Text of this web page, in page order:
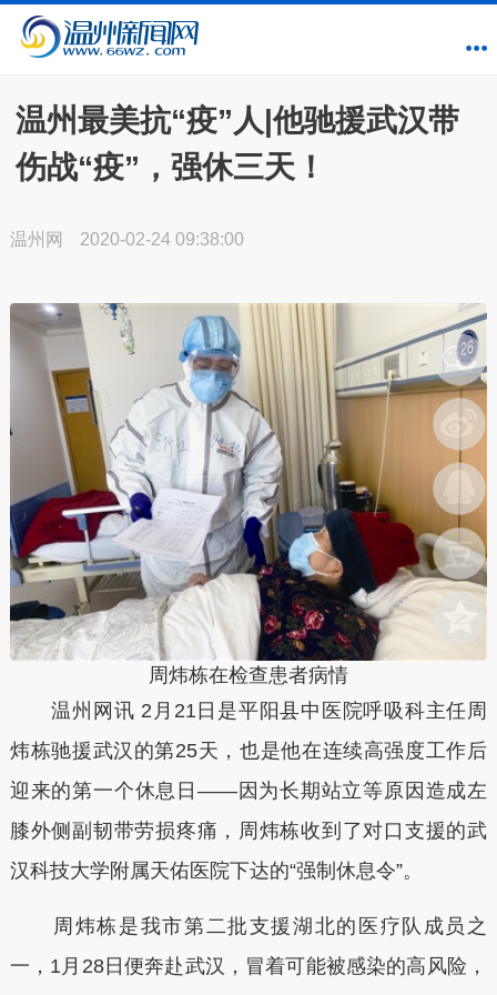
温州最美抗“疫”人|他驰援武汉带
伤战“疫”，强休三天！
温州网 2020-02-24 09:38:00
周炜栋在检查患者病情
温州网讯 2月21日是平阳县中医院呼吸科主任周
炜栋驰援武汉的第25天，也是他在连续高强度工作后
迎来的第一个休息日——因为长期站立等原因造成左
膝外侧副韧带劳损疼痛，周炜栋收到了对口支援的武
汉科技大学附属天佑医院下达的“强制休息令”。
周炜栋是我市第二批支援湖北的医疗队成员之
一，1月28日便奔赴武汉，冒着可能被感染的高风险，